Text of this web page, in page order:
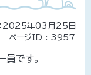
2025年03月25日
ページID : 3957
員です。